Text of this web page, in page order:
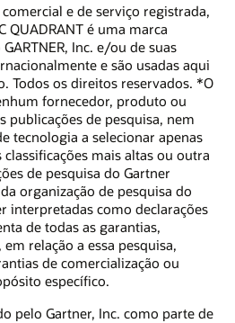
comercial e de serviço registrada,
QUADRANT é uma marca
Inc. e/ou de suas
e são usadas aqui
Todos os direitos reservados. *O
fornecedor, produto ou
publicações de pesquisa, nem
tecnologia a selecionar apenas
mais altas ou outra
de pesquisa do Gartner
organização de pesquisa do
interpretadas como declarações
de todas as garantias,
relação a essa pesquisa,
de comercialização ou
específico.
pelo Gartner, Inc. como parte de